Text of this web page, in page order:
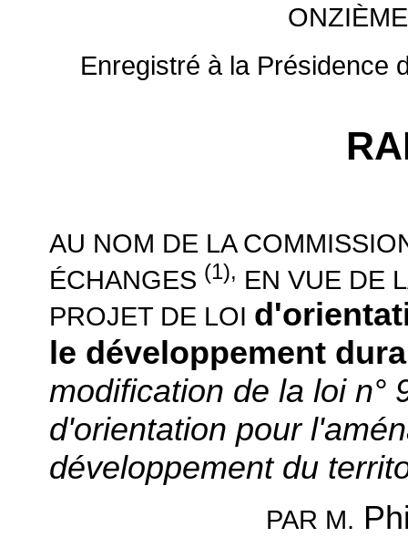
Enregistré à la Présidence
AU NOM DE LA
ÉCHANGES (1), EN VUE DE
PROJET DE LOI
le développement
modification de la loi n°
d'orientation pour
développement du
PAR M.